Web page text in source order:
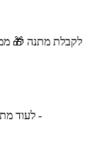
לקבלת מתנה 🎁
לעוד מתנות ממני - שמסייעות בניהול מידע או בניהול כלכלי -